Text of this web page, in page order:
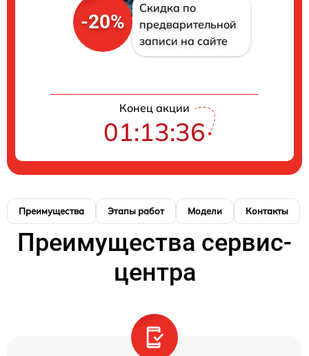
-20%
Скидка по
предварительной
записи на сайте
Конец акции
01:13:35
Преимущества Этапы работ Модели Контакты
Преимущества сервис-
центра